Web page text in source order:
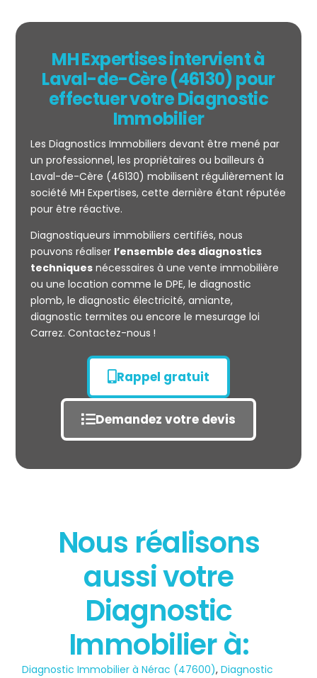
Mesurage
CARREZ
État des risques
POLLUTION
MH Expertises intervient à
Laval-de-Cère (46130) pour
effectuer votre Diagnostic
Immobilier
Les Diagnostics Immobiliers devant être mené par
un professionnel, les propriétaires ou bailleurs à
Laval-de-Cère (46130) mobilisent régulièrement la
société MH Expertises, cette dernière étant réputée
pour être réactive.
Diagnostiqueurs immobiliers certifiés, nous
pouvons réaliser l’ensemble des diagnostics
techniquesnécessaires à une vente immobilière
ou une location comme le DPE, le diagnostic
plomb, le diagnostic électricité, amiante,
diagnostic termites ou encore le mesurage loi
Carrez. Contactez-nous !
Rappel gratuit
Demandez votre devis
Nous réalisons
aussi votre
Diagnostic
Immobilier à:
Diagnostic Immobilier à Nérac (47600),Diagnostic